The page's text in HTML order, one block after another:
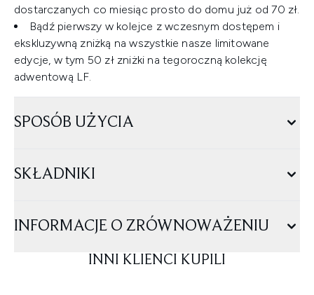
dostarczanych co miesiąc prosto do domu już od 70 zł.
Bądź pierwszy w kolejce z wczesnym dostępem i
ekskluzywną zniżką na wszystkie nasze limitowane
edycje, w tym 50 zł zniżki na tegoroczną kolekcję
adwentową LF.
SPOSÓB UŻYCIA
SKŁADNIKI
INFORMACJE O ZRÓWNOWAŻENIU
INNI KLIENCI KUPILI